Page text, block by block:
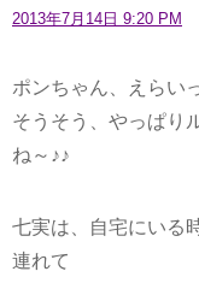
2013年7月14日 9:20 PM
ポンちゃん、えらい
そうそう、やっぱり
ね～♪♪
七実は、自宅にいる
連れて